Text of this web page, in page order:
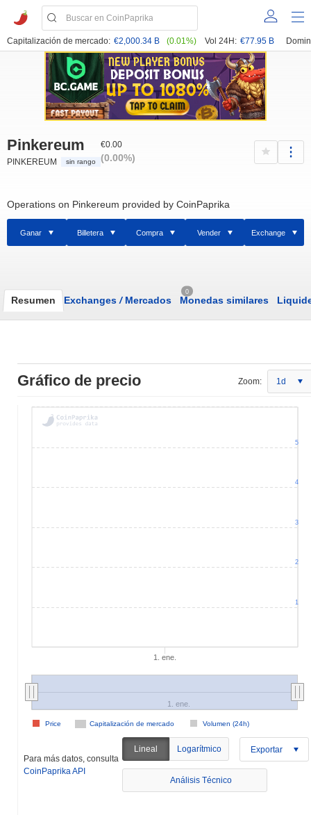
Capitalización de mercado: €2,000.34 B (0.01%) Vol 24H: €77.95 B
Pinkereum
PINKEREUM sin rango
€0.00
(0.00%)
Operations on Pinkereum provided by CoinPaprika
Ganar Billetera Compra Vender Exchange
Resumen Exchanges /Mercados
0
Monedas similares
Gráfico de precio Zoom: 1d
1. ene.
Capitalización de mercado Volumen (24h)
Price
1. ene.
1
2
3
4
5
Para más datos, consulta
CoinPaprika API
Lineal Logarítmico Exportar
Análisis Técnico